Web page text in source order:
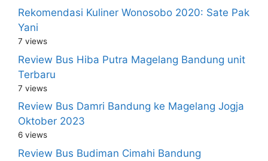
Rekomendasi Kuliner Wonosobo 2020: Sate Pak
Yani
7 views
Review Bus Hiba Putra Magelang Bandung unit
Terbaru
7 views
Review Bus Damri Bandung ke Magelang Jogja
Oktober 2023
6 views
Review Bus Budiman Cimahi Bandung